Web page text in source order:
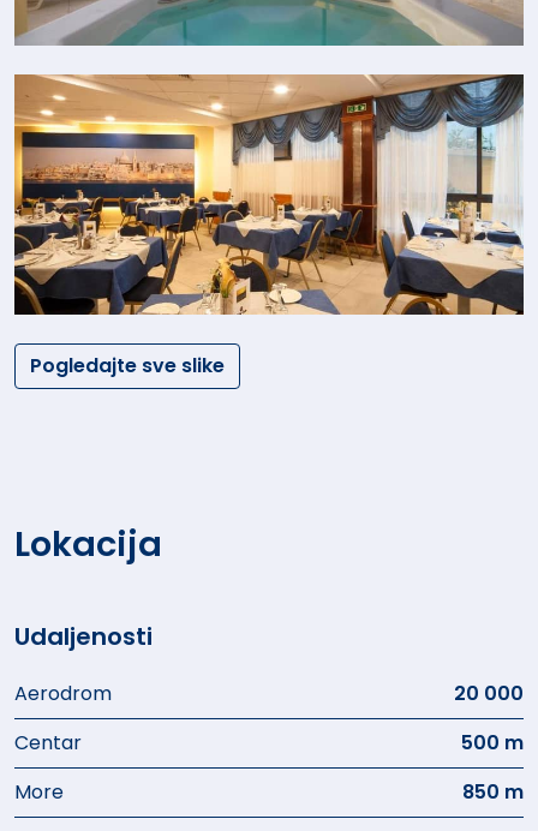
Pogledajte sve slike
Lokacija
Udaljenosti
Aerodrom
20 000
Centar
500 m
More
850 m